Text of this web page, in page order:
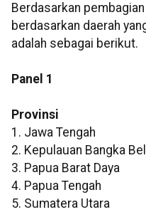
Berdasarkan
berdasarkan daerah
adalah sebagai berikut.
Panel 1
Provinsi
1. Jawa Tengah
2. Kepulauan Bangka
3. Papua Barat Daya
4. Papua Tengah
5. Sumatera Utara